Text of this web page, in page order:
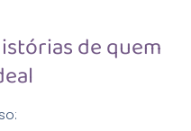
de quem